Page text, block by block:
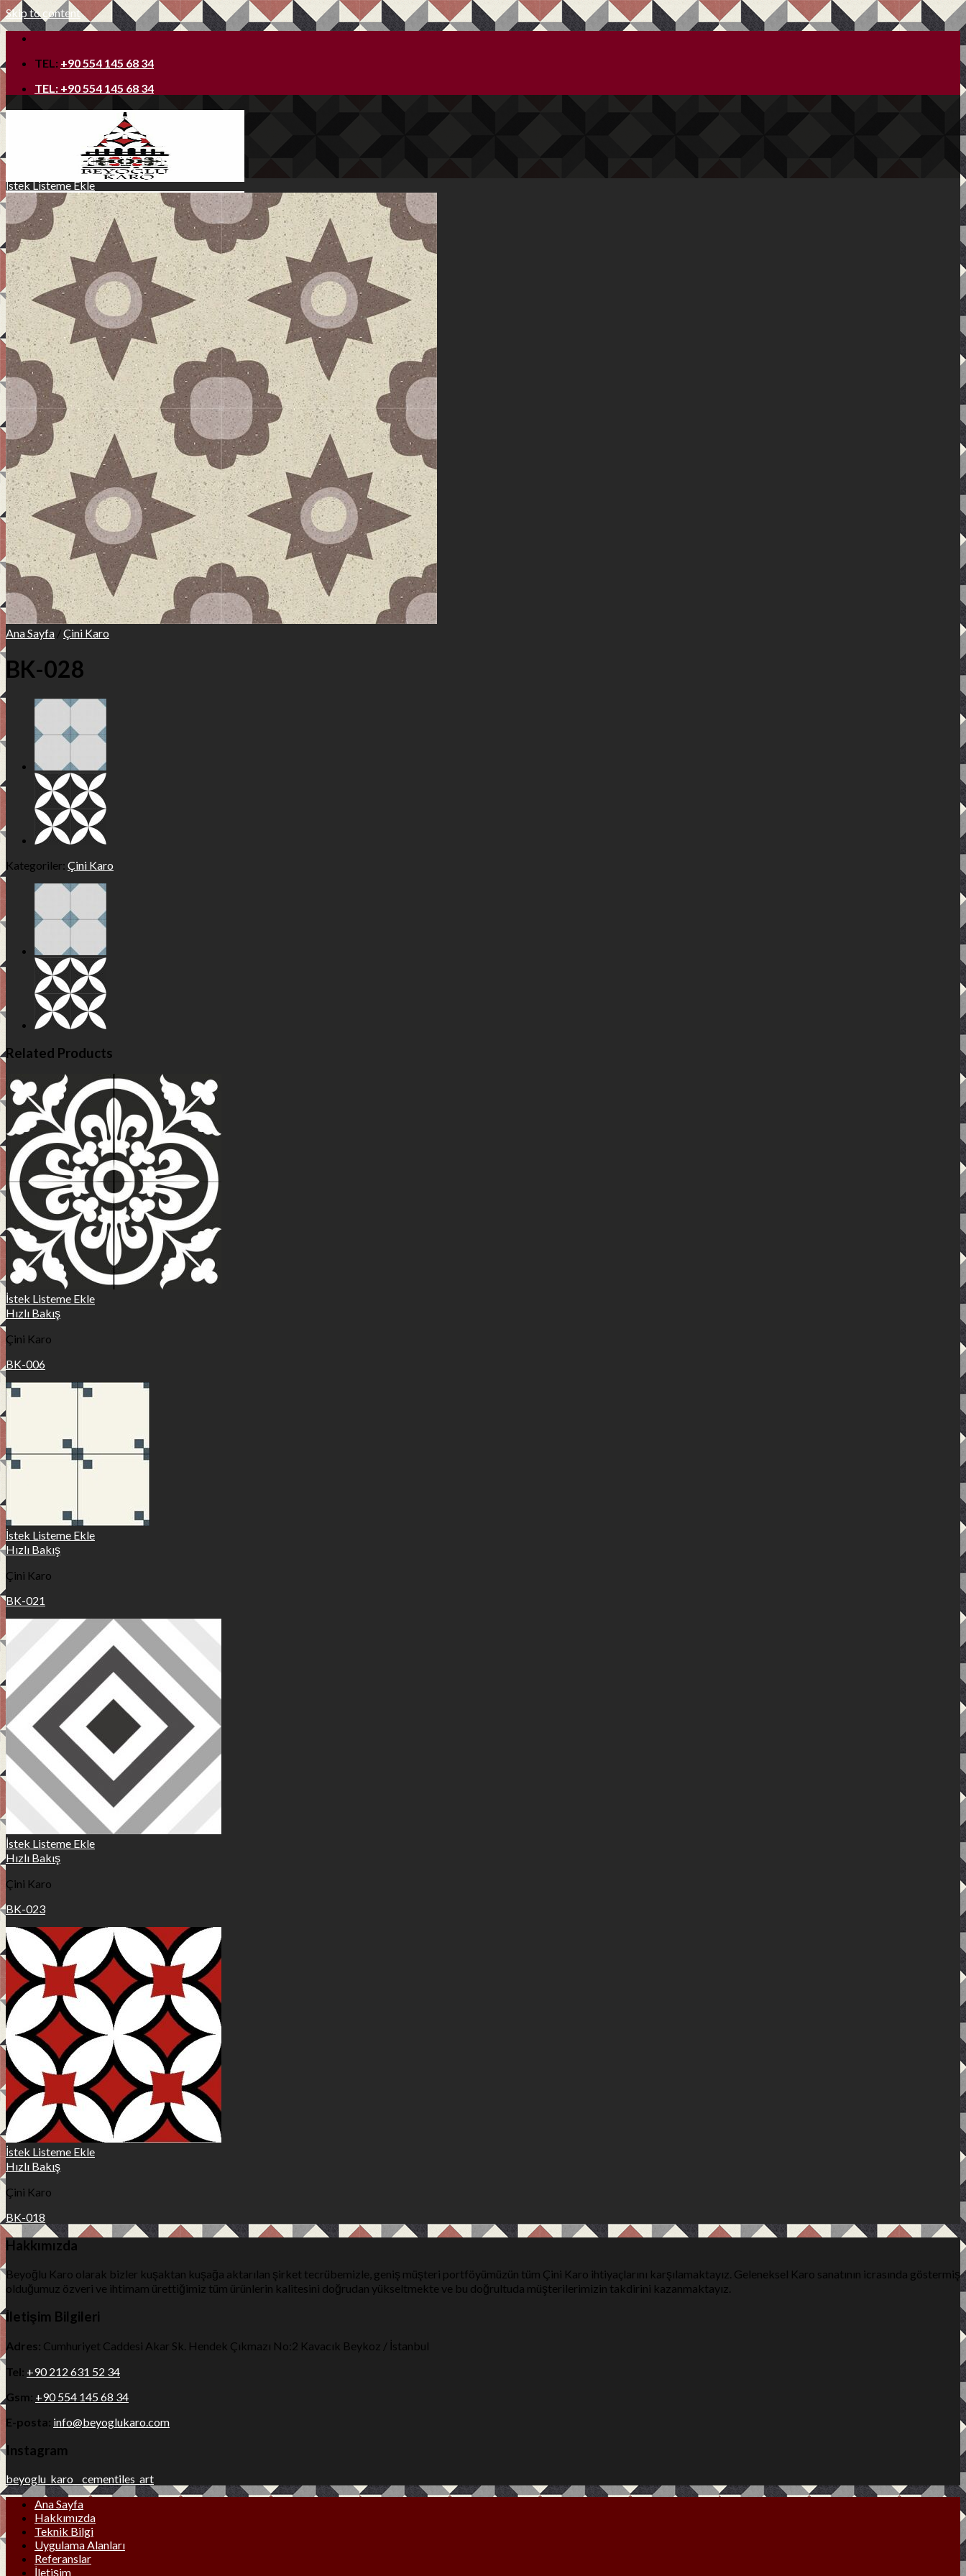
Skip to content
TEL: +90 554 145 68 34
TEL: +90 554 145 68 34
Ana Sayfa
Hakkımızda
Teknik Bilgi
Ürünler
Uygulama Alanları
Referanslar
İletişim
İstek Listeme Ekle
Ana Sayfa /Çini Karo
BK-028
Kategoriler: Çini Karo
Related Products
İstek Listeme Ekle
Hızlı Bakış
Çini Karo
BK-006
İstek Listeme Ekle
Hızlı Bakış
Çini Karo
BK-021
İstek Listeme Ekle
Hızlı Bakış
Çini Karo
BK-023
İstek Listeme Ekle
Hızlı Bakış
Çini Karo
BK-018
Hakkımızda
Beyoğlu Karo olarak bizler kuşaktan kuşağa aktarılan şirket tecrübemizle, geniş müşteri portföyümüzün tüm Çini Karo ihtiyaçlarını karşılamaktayız. Geleneksel Karo sanatının icrasında göstermiş
olduğumuz özveri ve ihtimam ürettiğimiz tüm ürünlerin kalitesini doğrudan yükseltmekte ve bu doğrultuda müşterilerimizin takdirini kazanmaktayız.
İletişim Bilgileri
Adres: Cumhuriyet Caddesi Akar Sk. Hendek Çıkmazı No:2 Kavacık Beykoz / İstanbul
Tel: +90 212 631 52 34
Gsm: +90 554 145 68 34
E-posta: info@beyoglukaro.com
Instagram
beyoglu_karo__cementiles_art
Ana Sayfa
Hakkımızda
Teknik Bilgi
Uygulama Alanları
Referanslar
İletişim